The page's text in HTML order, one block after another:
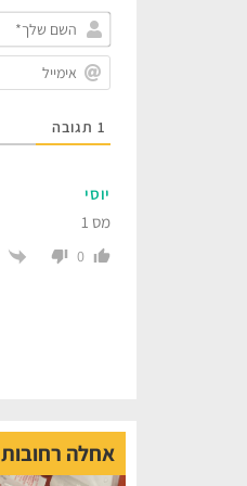
1 תגובה
יוסי
מס 1
0
אחלה רחובות